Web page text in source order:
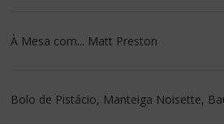
À Mesa com... Matt Preston
Bolo de Pistácio, Manteiga Noisette,